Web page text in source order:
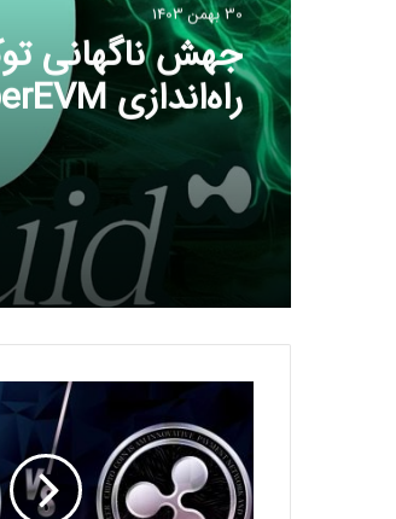
30 بهمن 1403
جهش ناگهانی
دلار نزدیک است؟
ی
ب